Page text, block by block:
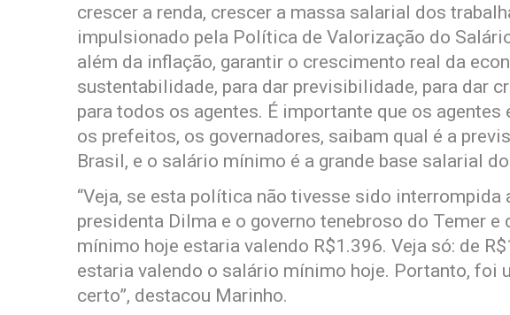
crescer a renda, crescer a massa salarial dos
impulsionado pela Política de Valorização do
além da inflação, garantir o crescimento real da
sustentabilidade, para dar previsibilidade, para dar
para todos os agentes. É importante que os
os prefeitos, os governadores, saibam qual é a
Brasil, e o salário mínimo é a grande base salarial
“Veja, se esta política não tivesse sido interrompida
presidenta Dilma e o governo tenebroso do Temer e
mínimo hoje estaria valendo R$1.396. Veja só: de
estaria valendo o salário mínimo hoje. Portanto, foi
certo”, destacou Marinho.